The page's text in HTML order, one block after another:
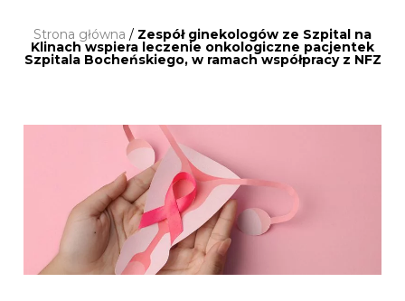
Strona główna / Zespół ginekologów ze Szpital na
Klinach wspiera leczenie onkologiczne pacjentek
Szpitala Bocheńskiego, w ramach współpracy z NFZ